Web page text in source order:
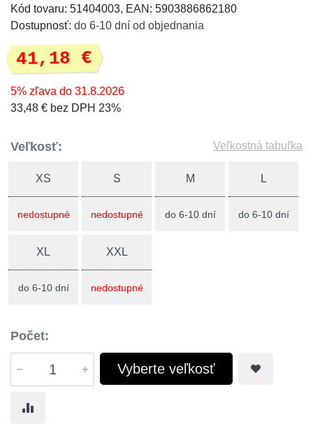
Kód tovaru: 51404003, EAN: 5903886862180
Dostupnosť: do 6-10 dní od objednania
41,18 €
5% zľava do 31.8.2026
33,48 € bez DPH 23%
Veľkosť: Veľkostná tabuľka
XS
nedostupné
S
nedostupné
M
do 6-10 dní
L
do 6-10 dní
XL
do 6-10 dní
XXL
nedostupné
Počet:
Vyberte veľkosť